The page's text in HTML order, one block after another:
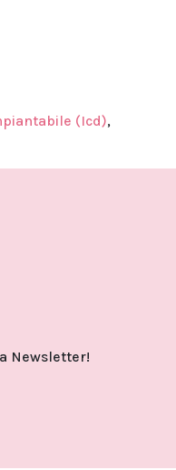
(Icd),
Newsletter!